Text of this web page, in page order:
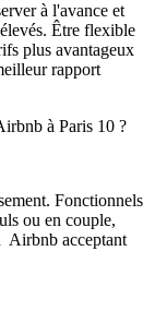
à l'avance et
Être flexible
plus avantageux
rapport
à Paris 10 ?
Fonctionnels
ou en couple,
Airbnb acceptant